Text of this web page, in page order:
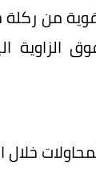
من
الزاوية